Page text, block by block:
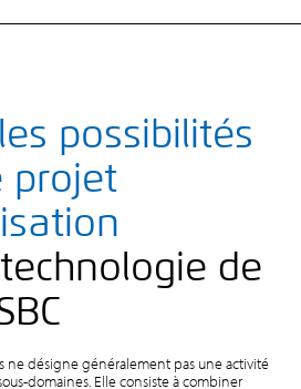
possibilités
projet
de
ne désigne généralement pas une activité
domaines. Elle consiste à combiner